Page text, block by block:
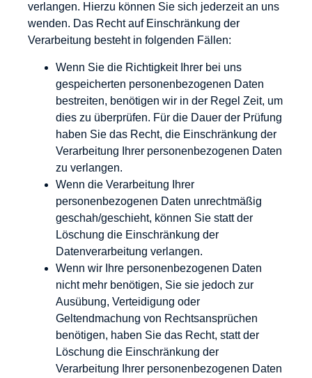
verlangen. Hierzu können Sie sich jederzeit an uns
wenden. Das Recht auf Einschränkung der
Verarbeitung besteht in folgenden Fällen:
Wenn Sie die Richtigkeit Ihrer bei uns
gespeicherten personenbezogenen Daten
bestreiten, benötigen wir in der Regel Zeit, um
dies zu überprüfen. Für die Dauer der Prüfung
haben Sie das Recht, die Einschränkung der
Verarbeitung Ihrer personenbezogenen Daten
zu verlangen.
Wenn die Verarbeitung Ihrer
personenbezogenen Daten unrechtmäßig
geschah/geschieht, können Sie statt der
Löschung die Einschränkung der
Datenverarbeitung verlangen.
Wenn wir Ihre personenbezogenen Daten
nicht mehr benötigen, Sie sie jedoch zur
Ausübung, Verteidigung oder
Geltendmachung von Rechtsansprüchen
benötigen, haben Sie das Recht, statt der
Löschung die Einschränkung der
Verarbeitung Ihrer personenbezogenen Daten